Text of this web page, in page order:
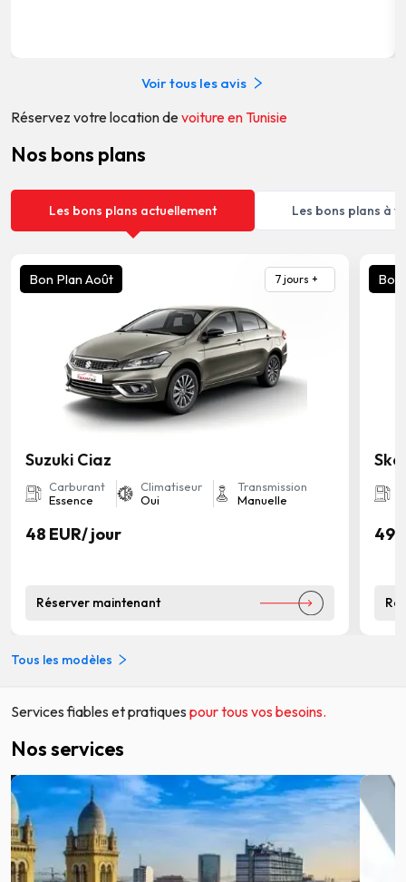
Voir tous les avis
Réservez votre location devoiture en Tunisie
Nos bons plans
Les bons plans actuellement Les bons plans à
Bon Plan Août 7 jours +
Suzuki Ciaz
Carburant
Essence
Climatiseur
Oui
Transmission
Manuelle
48 EUR/jour
Réserver maintenant
Bon
49
Tous les modèles
Services fiables et pratiques pour tous vos besoins.
Nos services